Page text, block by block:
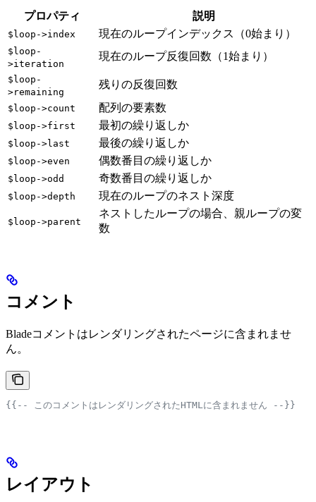
プロパティ 説明
$loop->index 現在のループインデックス（0始まり）
$loop-
>iteration
現在のループ反復回数（1始まり）
$loop-
>remaining
残りの反復回数
$loop->count 配列の要素数
$loop->first 最初の繰り返しか
$loop->last 最後の繰り返しか
$loop->even 偶数番目の繰り返しか
$loop->odd 奇数番目の繰り返しか
$loop->depth 現在のループのネスト深度
$loop->parent
ネストしたループの場合、親ループの変
数
コメント
Bladeコメントはレンダリングされたページに含まれませ
ん。
{{-- このコメントはレンダリングされたHTMLに含まれません --}}
レイアウト